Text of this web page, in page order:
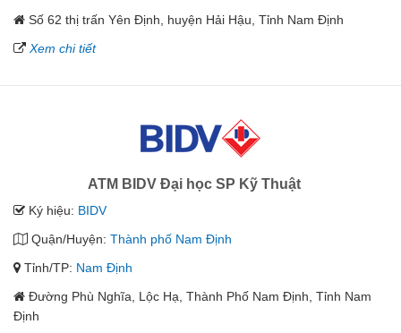
Số 62 thị trấn Yên Định, huyện Hải Hậu, Tỉnh Nam Định
Xem chi tiết
ATM BIDV Đại học SP Kỹ Thuật
Ký hiệu: BIDV
Quận/Huyện: Thành phố Nam Định
Tỉnh/TP: Nam Định
Đường Phù Nghĩa, Lộc Hạ, Thành Phố Nam Định, Tỉnh Nam
Định